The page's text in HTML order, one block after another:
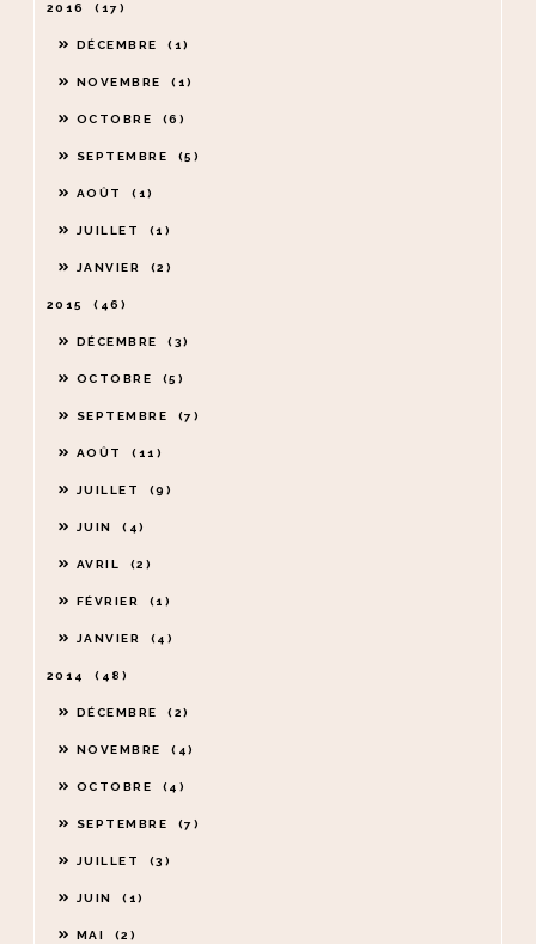
2016 17
DÉCEMBRE 1
NOVEMBRE 1
OCTOBRE 6
SEPTEMBRE 5
AOÛT 1
JUILLET 1
JANVIER 2
2015 46
DÉCEMBRE 3
OCTOBRE 5
SEPTEMBRE 7
AOÛT 11
JUILLET 9
JUIN 4
AVRIL 2
FÉVRIER 1
JANVIER 4
2014 48
DÉCEMBRE 2
NOVEMBRE 4
OCTOBRE 4
SEPTEMBRE 7
JUILLET 3
JUIN 1
MAI 2